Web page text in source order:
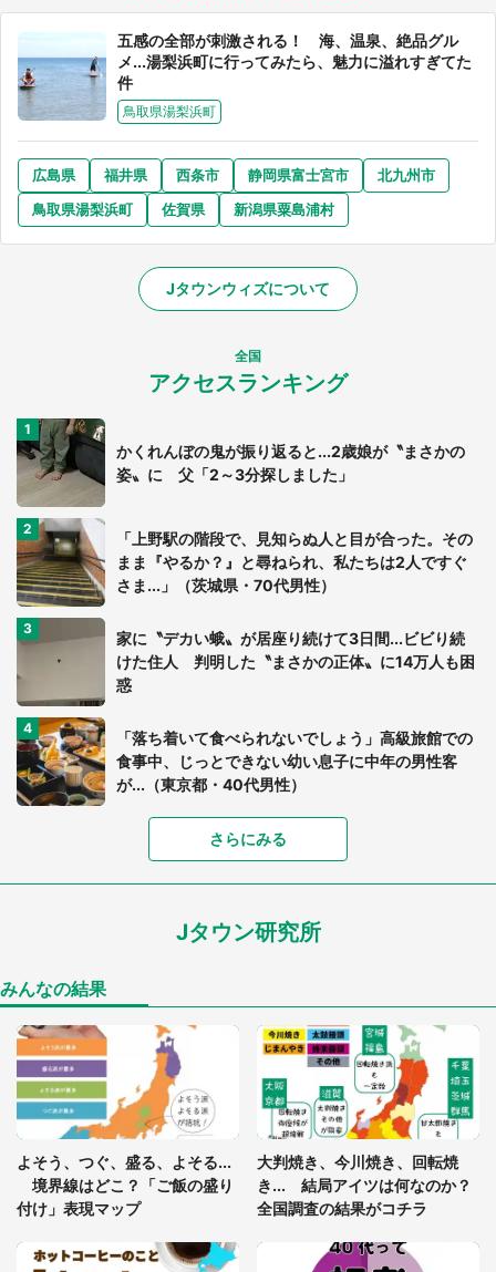
五感の全部が刺激される！ 海、温泉、絶品グル
メ...湯梨浜町に行ってみたら、魅力に溢れすぎてた
件
鳥取県湯梨浜町
広島県 福井県 西条市 静岡県富士宮市
北九州市
鳥取県湯梨浜町
佐賀県 新潟県粟島浦村
Jタウンウィズについて
全国
アクセスランキング
かくれんぼの鬼が振り返ると...2歳娘が〝まさかの
姿〟に 父「2～3分探しました」
「上野駅の階段で、見知らぬ人と目が合った。その
まま『やるか？』と尋ねられ、私たちは2人ですぐ
さま...」（茨城県・70代男性）
家に〝デカい蛾〟が居座り続けて3日間...ビビり続
けた住人 判明した〝まさかの正体〟に14万人も困
惑
「落ち着いて食べられないでしょう」高級旅館での
食事中、じっとできない幼い息子に中年の男性客
が...（東京都・40代男性）
「富豪すぎ」1歳息子の〝店頭駄々こね〟の内容に1.
7万人驚がく 「お菓子売り場ならまだしも...」「ハ
ードル高い」
「閉所恐怖症の私は新幹線で大パニック。隣席の青
「ゾワゾワする」「本当に気持ち悪い」 道端でバ
グっちゃってた〝野生の野菜〟に6.5万人戦慄
座布団だろ」「食パンの耳」と1.4万人困惑
っ暗な道で遭難状態。なんとか見つけた民家に助け
さらにみる
Jタウン研究所
みんなの結果
よそう、つぐ、盛る、よそる...
境界線はどこ？「ご飯の盛り
付け」表現マップ
大判焼き、今川焼き、回転焼
き... 結局アイツは何なのか？
全国調査の結果がコチラ